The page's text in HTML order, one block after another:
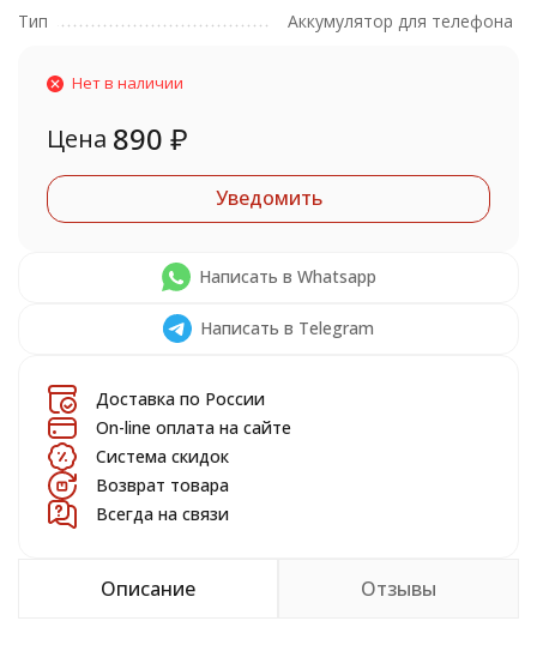
Тип
Аккумулятор для телефона
Нет в наличии
Цена 890 ₽
Уведомить
Написать в Whatsapp
Написать в Telegram
Доставка по России
On-line оплата на сайте
Система скидок
Возврат товара
Всегда на связи
Описание Отзывы